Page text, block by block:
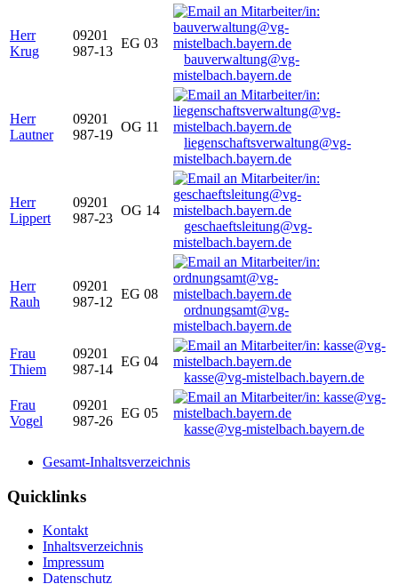
Herr
Krug
09201
987-13
EG 03
bauverwaltung@vg-
mistelbach.bayern.de
Herr
Lautner
09201
987-19
OG 11
liegenschaftsverwaltung@vg-
mistelbach.bayern.de
Herr
Lippert
09201
987-23
OG 14
geschaeftsleitung@vg-
mistelbach.bayern.de
Herr
Rauh
09201
987-12
EG 08
ordnungsamt@vg-
mistelbach.bayern.de
Frau
Thiem
09201
987-14
EG 04
kasse@vg-mistelbach.bayern.de
Frau
Vogel
09201
987-26
EG 05
kasse@vg-mistelbach.bayern.de
Gesamt-Inhaltsverzeichnis
Quicklinks
Kontakt
Inhaltsverzeichnis
Impressum
Datenschutz